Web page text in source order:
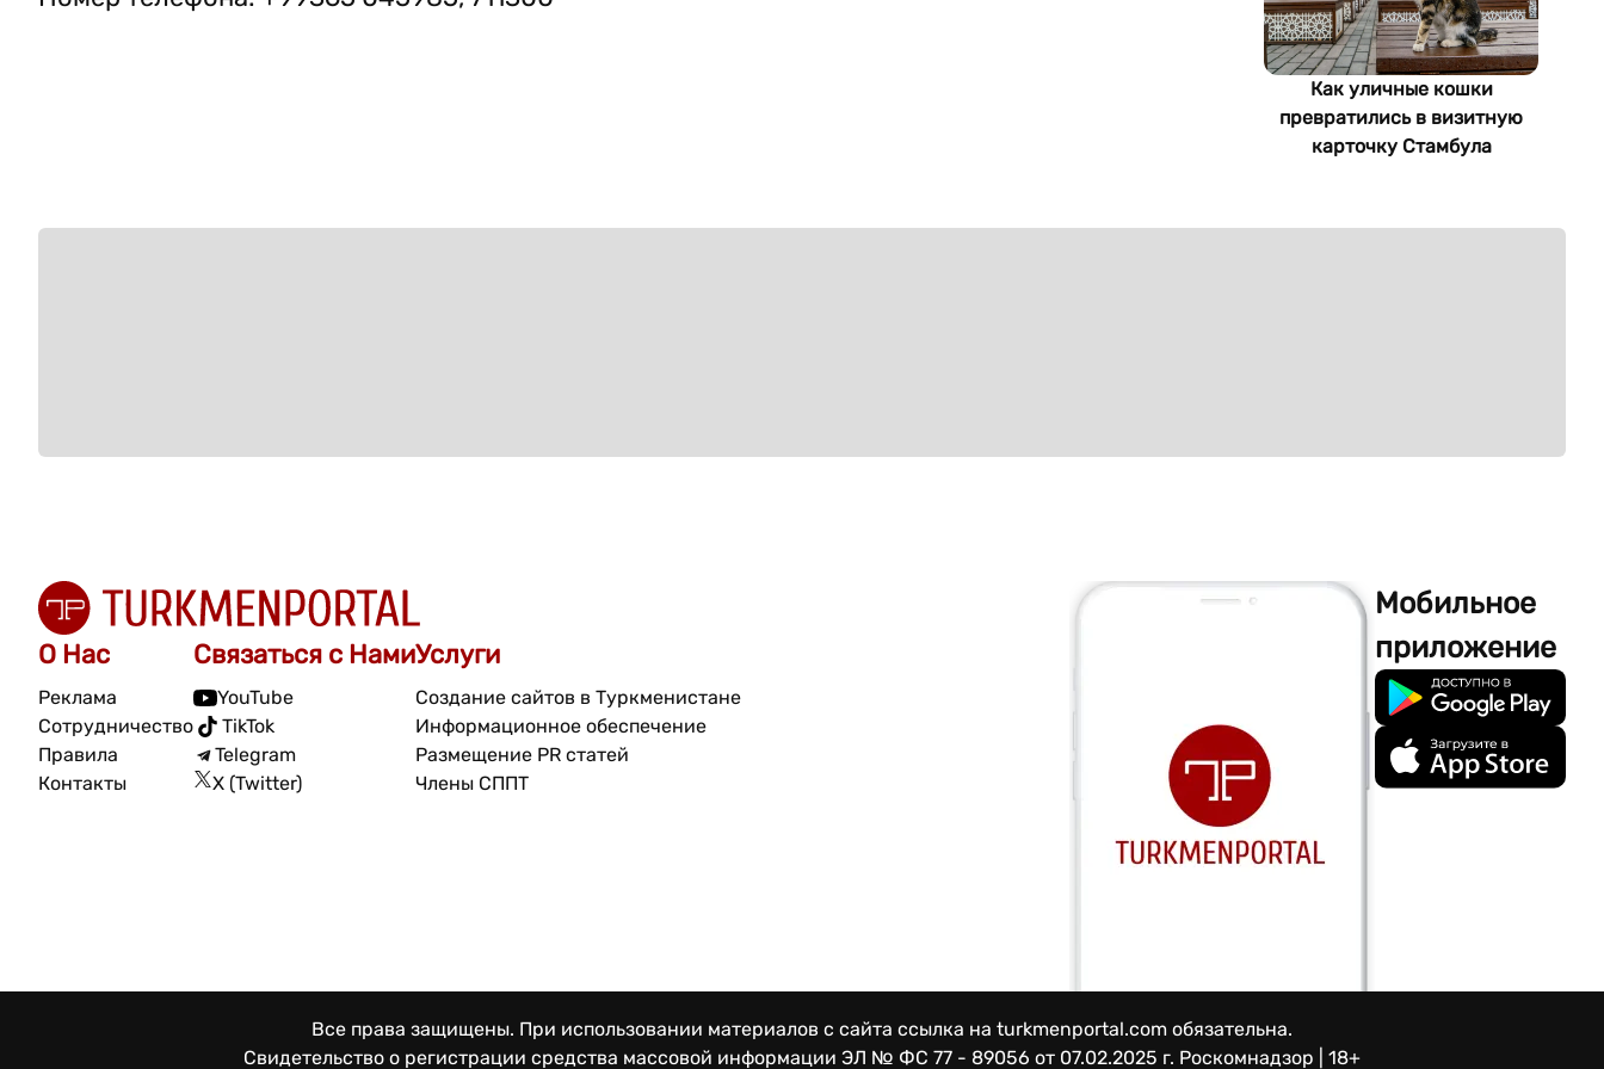
Как уличные кошки
превратились в визитную
карточку Стамбула
О Нас
Реклама
Сотрудничество
Правила
Контакты
Связаться с Нами
YouTube
TikTok
Telegram
X (Twitter)
Услуги
Создание сайтов в Туркменистане
Информационное обеспечение
Размещение PR статей
Члены СППТ
Мобильное
приложение
Все права защищены. При использовании материалов с сайта ссылка на turkmenportal.com обязательна.
Свидетельство о регистрации средства массовой информации ЭЛ № ФС 77 - 89056 от 07.02.2025 г. Роскомнадзор | 18+